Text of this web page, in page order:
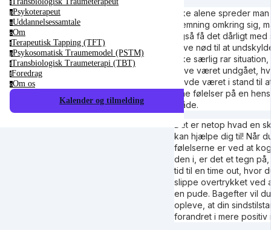
t
pPsykoterapeut
uUddannelsessamtale
oOm
tTerapeutisk Tapping (TFT)
pPsykosomatisk Traumemodel (PSTM)
tTransbiologisk Traumeterapi (TBT)
fForedrag
oOm os
Kalender og tilmelding
Ikke alene spreder
stemning omkring sig,
også få det dårligt
blive nød til at
ikke særlig rar
have været undgået,
havde været i stand til
sine følelser på en
måde.
Det er netop hvad en
kan hjælpe dig til! Når
følelserne er ved at
den i, er det et tegn
tid til en time out, hvor
slippe overtrykket ved
en pude. Bagefter vil
opleve, at din
forandret i mere positiv